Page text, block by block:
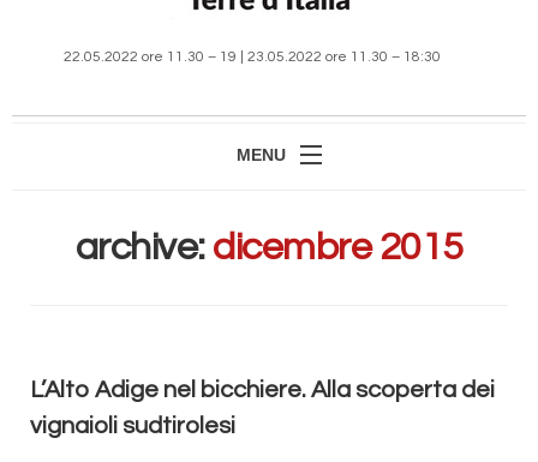
22.05.2022 ore 11.30 – 19 | 23.05.2022 ore 11.30 – 18:30
MENU
MANIFESTAZIONE
ACCREDITI E PRENOTAZIONI
SPONSOR & PARTNERS
archive: dicembre 2015
L’Alto Adige nel bicchiere. Alla scoperta dei
vignaioli sudtirolesi